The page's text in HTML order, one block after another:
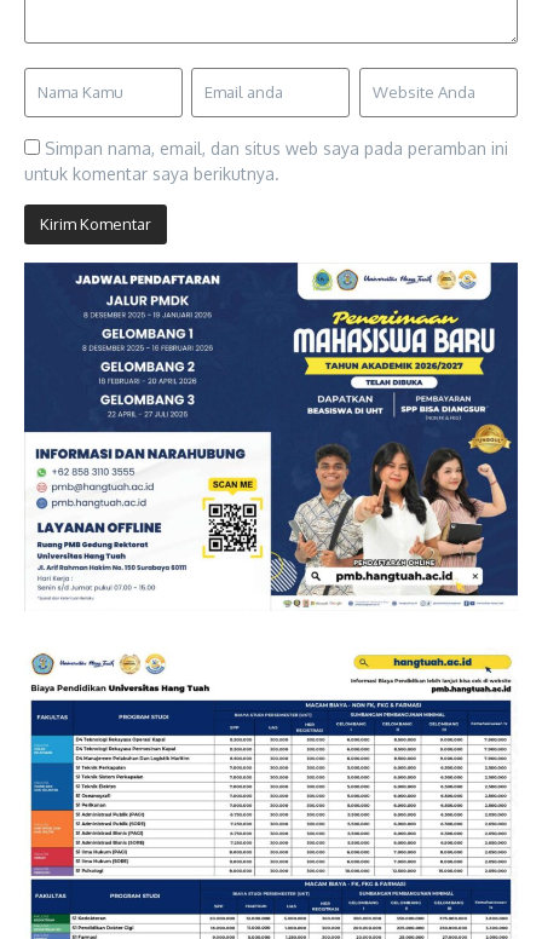
Simpan nama, email, dan situs web saya pada peramban ini
untuk komentar saya berikutnya.